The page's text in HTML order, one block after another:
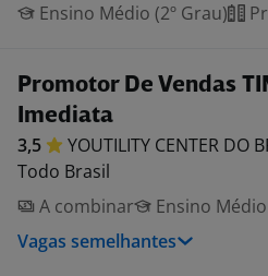
Ensino Médio (2º Grau)
Promotor De Vendas
Imediata
3,5 YOUTILITY CENTER DO
Todo Brasil
A combinar
Ensino
Vagas semelhantes